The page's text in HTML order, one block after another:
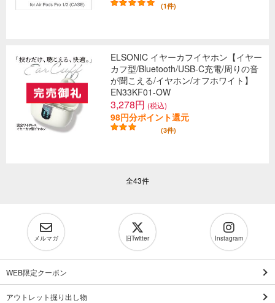
(1件)
ELSONIC イヤーカフイヤホン【イヤー
カフ型/Bluetooth/USB-C充電/周りの音
が聞こえる/イヤホン/オフホワイト】
EN33KF01-OW
3,278円 (税込)
98円分ポイント還元
(3件)
全43件
メルマガ 旧Twitter Instagram
WEB限定クーポン
アウトレット掘り出し物